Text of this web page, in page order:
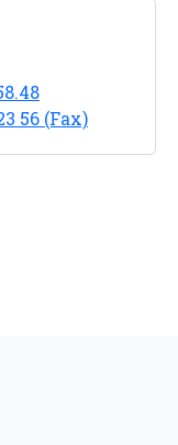
56 (Fax)